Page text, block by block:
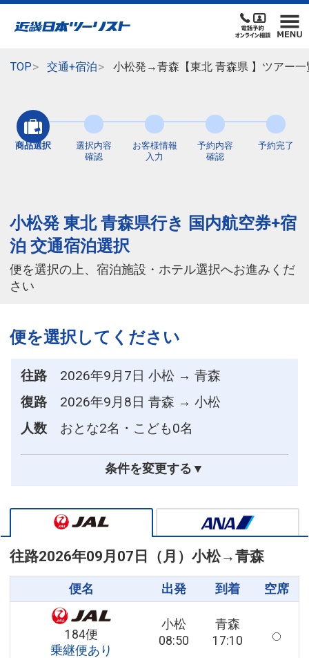
TOP 交通+宿泊 小松発→青森【東北 青森県 】ツアー
商品選択
選択内容
確認
お客様情報
入力
予約内容
確認
予約完了
小松発 東北 青森県行き 国内航空券+宿
泊 交通宿泊選択
便を選択の上、宿泊施設・ホテル選択へお進みくだ
さい
便を選択してください
往路
2026年9月7日 小松 → 青森
復路
2026年9月8日 青森 → 小松
人数
おとな2名・こども0名
条件を変更する▼
往路2026年09月07日（月） 小松→青森
便名 出発 到着 空席
184便
乗継便あり
小松
08:50
青森
17:10